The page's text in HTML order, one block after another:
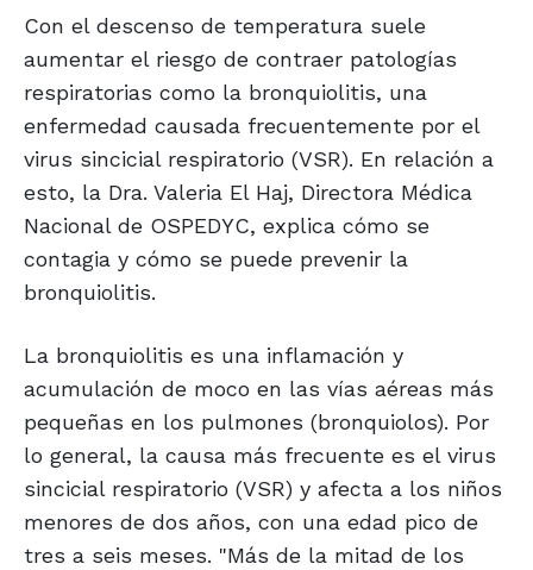
Con el descenso de temperatura suele
aumentar el riesgo de contraer patologías
respiratorias como la bronquiolitis, una
enfermedad causada frecuentemente por el
virus sincicial respiratorio (VSR). En relación a
esto, la Dra. Valeria El Haj, Directora Médica
Nacional de OSPEDYC, explica cómo se
contagia y cómo se puede prevenir la
bronquiolitis.
La bronquiolitis es una inflamación y
acumulación de moco en las vías aéreas más
pequeñas en los pulmones (bronquiolos). Por
lo general, la causa más frecuente es el virus
sincicial respiratorio (VSR) y afecta a los niños
menores de dos años, con una edad pico de
tres a seis meses. "Más de la mitad de los